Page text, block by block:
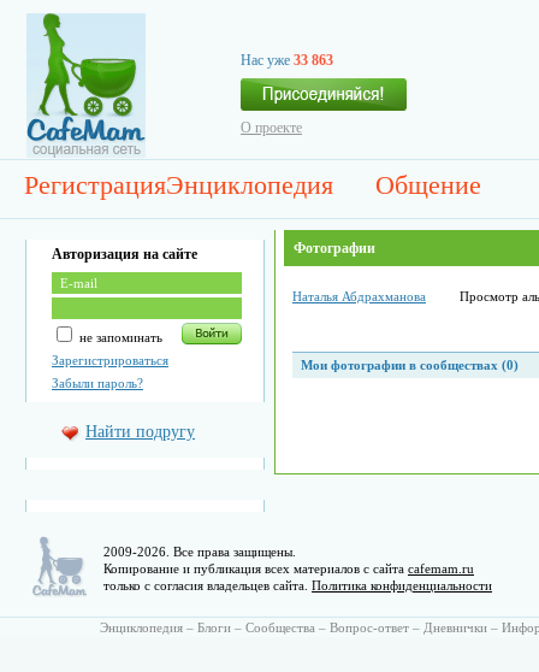
Нас уже 33 863
О проекте
РегистрацияЭнциклопедия Общение
Авторизация на сайте
не запоминать
Зарегистрироваться
Забыли пароль?
Найти подругу
Фотографии
Наталья Абдрахманова Просмотр
Мои фотографии в сообществах (0)
2009-2026. Все права защищены.
Копирование и публикация всех материалов с сайта cafemam.ru
только с согласия владельцев сайта. Политика конфиденциальности
Энциклопедия – Блоги – Сообщества – Вопрос-ответ – Дневнички –